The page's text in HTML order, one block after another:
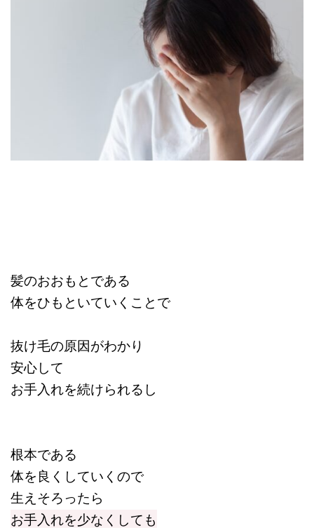
髪のおおもとである
体をひもといていくことで
抜け毛の原因がわかり
安心して
お手入れを続けられるし
根本である
体を良くしていくので
生えそろったら
お手入れを少なくしても